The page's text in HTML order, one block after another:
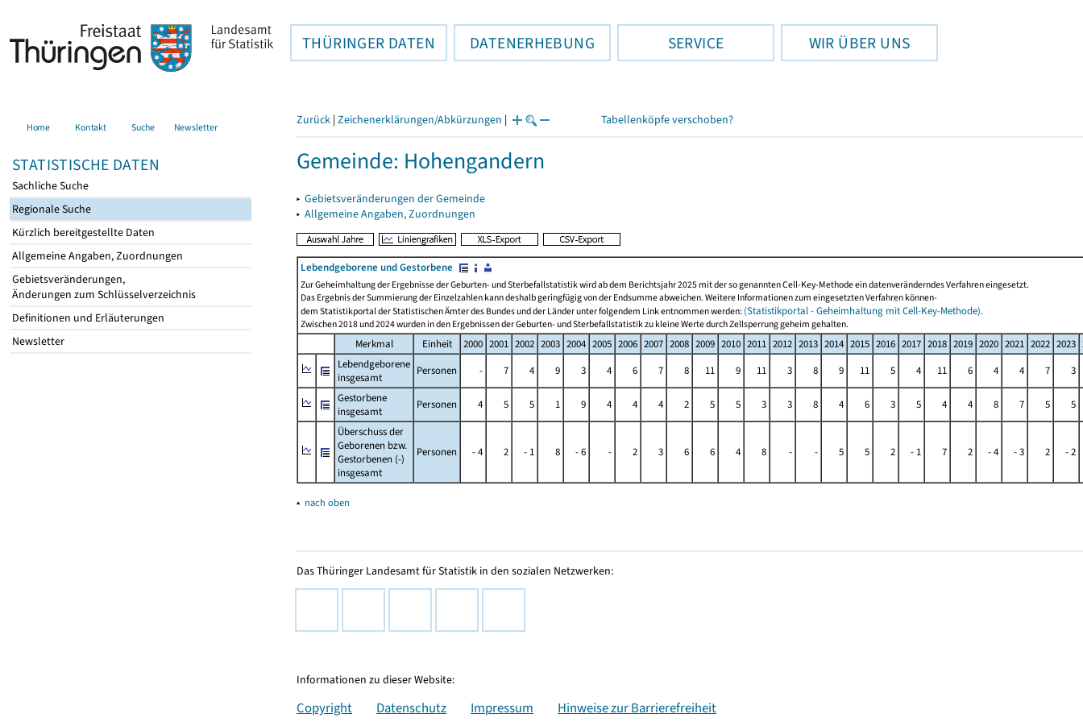
THÜRINGER DATEN DATENERHEBUNG SERVICE WIR ÜBER UNS
Home Kontakt Suche Newsletter
STATISTISCHE DATEN
Sachliche Suche
Regionale Suche
Kürzlich bereitgestellte Daten
Allgemeine Angaben, Zuordnungen
Gebietsveränderungen,
Änderungen zum Schlüsselverzeichnis
Definitionen und Erläuterungen
Newsletter
Zurück | Zeichenerklärungen/Abkürzungen | Tabellenköpfe verschoben?
Gemeinde: Hohengandern
▸ Gebietsveränderungen der Gemeinde
▸ Allgemeine Angaben, Zuordnungen
Lebendgeborene und Gestorbene
Zur Geheimhaltung der Ergebnisse der Geburten- und Sterbefallstatistik wird ab dem Berichtsjahr 2025 mit der so genannten Cell-Key-Methode ein datenveränderndes Verfahren eingesetzt.
Das Ergebnis der Summierung der Einzelzahlen kann deshalb geringfügig von der Endsumme abweichen. Weitere Informationen zum eingesetzten Verfahren können-
dem Statistikportal der Statistischen Ämter des Bundes und der Länder unter folgendem Link entnommen werden: (Statistikportal - Geheimhaltung mit Cell-Key-Methode).
Zwischen 2018 und 2024 wurden in den Ergebnissen der Geburten- und Sterbefallstatistik zu kleine Werte durch Zellsperrung geheim gehalten.
Merkmal Einheit 2000 2001 2002 2003 2004 2005 2006 2007 2008 2009 2010 2011 2012 2013 2014 2015 2016 2017 2018 2019 2020 2021 2022 2023
Lebendgeborene
insgesamt
Personen - 7 4 9 3 4 6 7 8 11 9 11 3 8 9 11 5 4 11 6 4 4 7
3
Gestorbene
insgesamt
Personen 4 5 5 1 9 4 4 4 2 5 5 3 3 8 4 6 3 5 4 4 8 7 5
5
Überschuss der
Geborenen bzw.
Gestorbenen (-)
insgesamt
Personen - 4 2 - 1 8 - 6 - 2 3 6 6 4 8 - - 5 5 2 - 1 7 2 - 4 - 3 2 - 2
▴ nach oben
Das Thüringer Landesamt für Statistik in den sozialen Netzwerken:
Informationen zu dieser Website:
Copyright Datenschutz Impressum Hinweise zur Barrierefreiheit